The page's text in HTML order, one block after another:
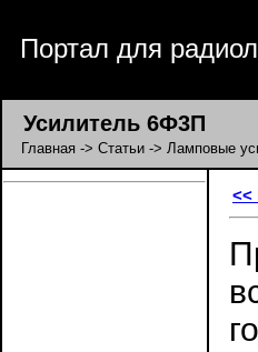
Портал для
Усилитель 6Ф3П
Главная -> Статьи -> Ламповые
<<